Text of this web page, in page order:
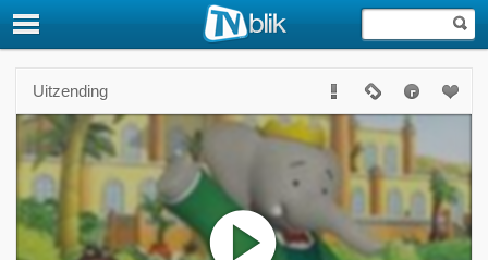
Uitzending